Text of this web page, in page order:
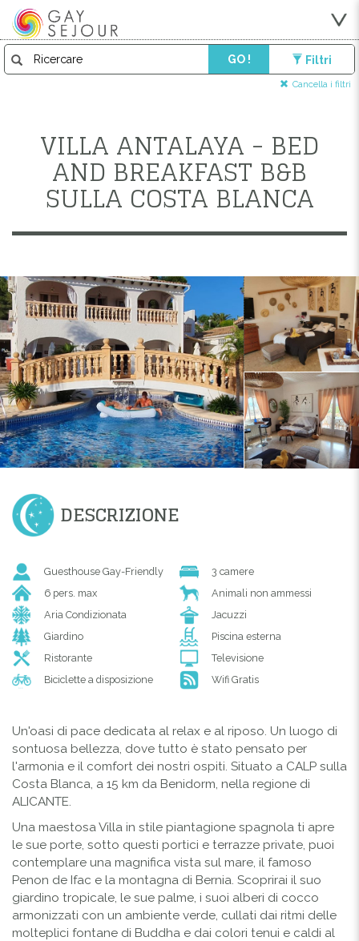
GO ! Filtri
Cancella i filtri
VILLA ANTALAYA - BED
AND BREAKFAST B&B
SULLA COSTA BLANCA
DESCRIZIONE
Guesthouse Gay-Friendly
3 camere
6 pers. max
Animali non ammessi
Aria Condizionata
Jacuzzi
Giardino
Piscina esterna
Ristorante
Televisione
Biciclette a disposizione
Wifi Gratis
Un'oasi di pace dedicata al relax e al riposo. Un luogo di
sontuosa bellezza, dove tutto è stato pensato per
l'armonia e il comfort dei nostri ospiti. Situato a CALP sulla
Costa Blanca, a 15 km da Benidorm, nella regione di
ALICANTE.
Una maestosa Villa in stile piantagione spagnola ti apre
le sue porte, sotto questi portici e terrazze private, puoi
contemplare una magnifica vista sul mare, il famoso
Penon de Ifac e la montagna di Bernia. Scoprirai il suo
giardino tropicale, le sue palme, i suoi alberi di cocco
armonizzati con un ambiente verde, cullati dai ritmi delle
molteplici fontane di Buddha e dai colori tenui e caldi al